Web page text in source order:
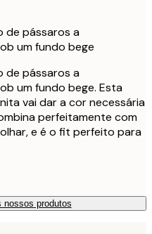
de pássaros a
um fundo bege
de pássaros a
um fundo bege. Esta
vai dar a cor necessária
perfeitamente com
e é o fit perfeito para
nossos produtos